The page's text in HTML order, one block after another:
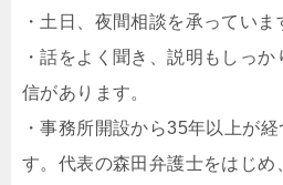
・土日、夜間相談を承っていま
・話をよく聞き、説明もしっ
信があります。
・事務所開設から35年以上が
す。代表の森田弁護士をはじめ